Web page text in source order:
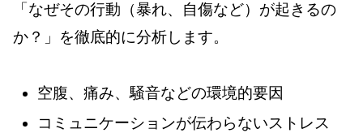
「なぜその行動（暴れ、自傷など）が起きるの
か？」を徹底的に分析します。
空腹、痛み、騒音などの環境的要因
コミュニケーションが伝わらないストレス